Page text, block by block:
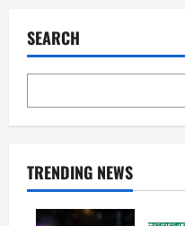
SEARCH
TRENDING NEWS